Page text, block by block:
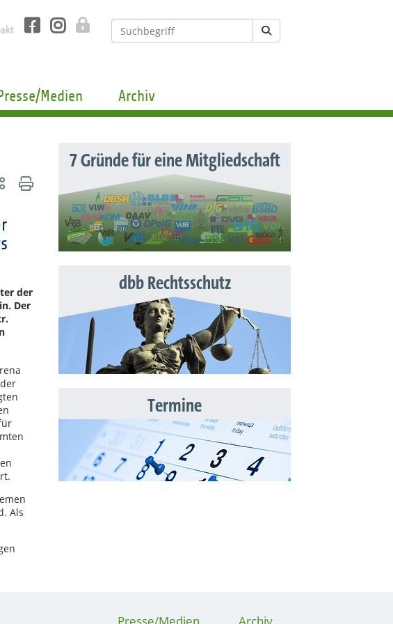
Medien Archiv
der
Der
Als
7 Gründe für eine Mitgliedschaft
dbb Rechtsschutz
Termine